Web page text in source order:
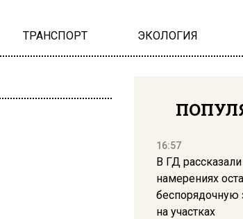
ТРАНСПОРТ ЭКОЛОГИЯ
16:57
В ГД
намерениях
беспорядочную
на участках